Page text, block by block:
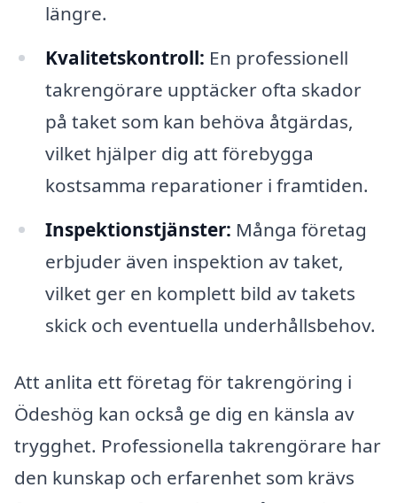
längre.
Kvalitetskontroll: En professionell
takrengörare upptäcker ofta skador
på taket som kan behöva åtgärdas,
vilket hjälper dig att förebygga
kostsamma reparationer i framtiden.
Inspektionstjänster: Många företag
erbjuder även inspektion av taket,
vilket ger en komplett bild av takets
skick och eventuella underhållsbehov.
Att anlita ett företag för takrengöring i
Ödeshög kan också ge dig en känsla av
trygghet. Professionella takrengörare har
den kunskap och erfarenhet som krävs